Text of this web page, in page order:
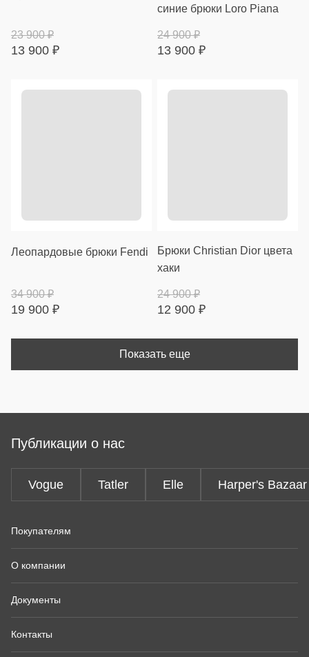
13 900 ₽
23 900₽
синие брюки Loro Piana
13 900 ₽
24 900₽
Леопардовые брюки Fendi
19 900 ₽
34 900₽
Брюки Christian Dior цвета
хаки
12 900 ₽
24 900₽
Показать еще
Публикации о нас
Vogue Tatler Elle Harper's Bazaar
Покупателям
О компании
Документы
Контакты